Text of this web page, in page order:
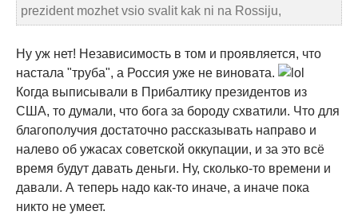
prezident mozhet vsio svalit kak ni na Rossiju,
Ну уж нет! Независимость в том и проявляется, что
настала "труба", а Россия уже не виновата.
Когда выписывали в Прибалтику президентов из
США, то думали, что бога за бороду схватили. Что для
благополучия достаточно рассказывать направо и
налево об ужасах советской оккупации, и за это всё
время будут давать деньги. Ну, сколько-то времени и
давали. А теперь надо как-то иначе, а иначе пока
никто не умеет.